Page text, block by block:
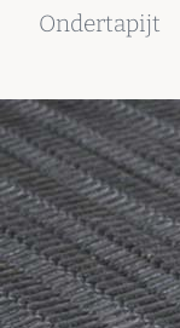
Ondertapijt